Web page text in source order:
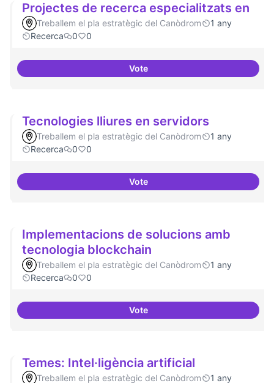
Projectes de recerca especialitzats en
Treballem el pla estratègic del Canòdrom
1 any
Recerca
0 0
VoteProjectes de recerca
Tecnologies lliures en servidors
Treballem el pla estratègic del Canòdrom
1 any
Recerca
0 0
VoteTecnologies lliures en servidors
Implementacions de solucions amb
tecnologia blockchain
Treballem el pla estratègic del Canòdrom
1 any
Recerca
0 0
VoteImplementacions de solucions
Temes: Intel·ligència artificial
Treballem el pla estratègic del Canòdrom 1 any